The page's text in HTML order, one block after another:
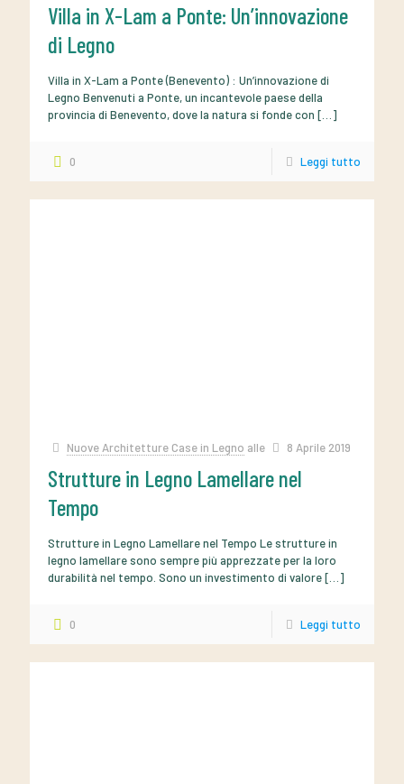
Villa in X-Lam a Ponte: Un’innovazione
di Legno
Villa in X-Lam a Ponte (Benevento) : Un’innovazione di
Legno Benvenuti a Ponte, un incantevole paese della
provincia di Benevento, dove la natura si fonde con […]
0 Leggi tutto
Nuove Architetture Case in Legno alle 8 Aprile 2019
Strutture in Legno Lamellare nel
Tempo
Strutture in Legno Lamellare nel Tempo Le strutture in
legno lamellare sono sempre più apprezzate per la loro
durabilità nel tempo. Sono un investimento di valore[…]
0 Leggi tutto